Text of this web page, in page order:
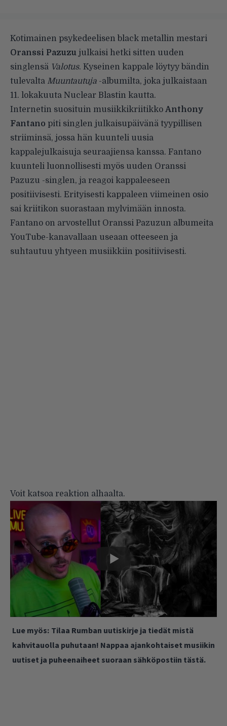
Kotimainen psykedeelisen black metallin mestari
Oranssi Pazuzu julkaisi hetki sitten uuden
singlensä Valotus. Kyseinen kappale löytyy bändin
tulevalta Muuntautuja -albumilta, joka julkaistaan
11. lokakuuta Nuclear Blastin kautta.
Internetin suosituin musiikkikriitikko Anthony
Fantano piti singlen julkaisupäivänä tyypillisen
striiminsä, jossa hän kuunteli uusia
kappalejulkaisuja seuraajiensa kanssa. Fantano
kuunteli luonnollisesti myös uuden Oranssi
Pazuzu -singlen, ja reagoi kappaleeseen
positiivisesti. Erityisesti kappaleen viimeinen osio
sai kriitikon suorastaan mylvimään innosta.
Fantano on arvostellut Oranssi Pazuzun albumeita
YouTube-kanavallaan useaan otteeseen ja
suhtautuu yhtyeen musiikkiin positiivisesti.
Voit katsoa reaktion alhaalta.
Lue myös: Tilaa Rumban uutiskirje ja tiedät mistä
kahvitauolla puhutaan! Nappaa ajankohtaiset musiikin
uutiset ja puheenaiheet suoraan sähköpostiin tästä.